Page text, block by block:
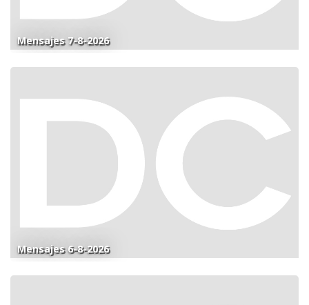
Mensajes 7-8-2026
Mensajes 6-8-2026